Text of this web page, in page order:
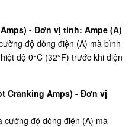
- Đơn vị tính: Ampe (A)
độ dòng điện (A) mà bình
độ 0°C (32°F) trước khi điện
Cranking Amps) - Đơn vị
độ dòng điện (A) mà